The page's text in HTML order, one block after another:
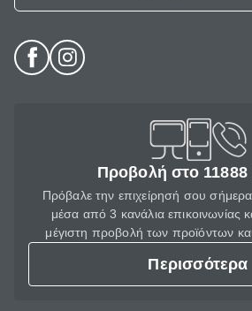
Προβολή στο
Πρόβαλε την επιχείρησή σου
μέσα από 3 κανάλια επικοινωνίας
μέγιστη προβολή των προϊόντων
Περισσότερα